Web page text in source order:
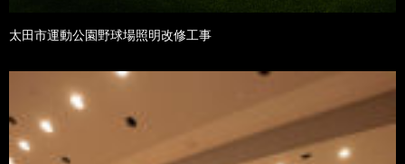
太田市運動公園野球場照明改修工事